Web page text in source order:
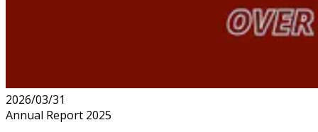
2026/03/31
Annual Report 2025